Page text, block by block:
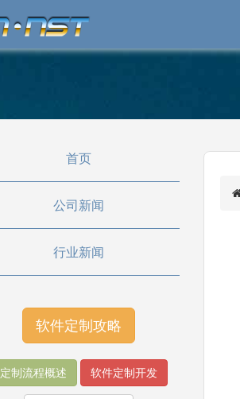
首页
公司新闻
行业新闻
软件定制攻略
定制流程概述 软件定制开发